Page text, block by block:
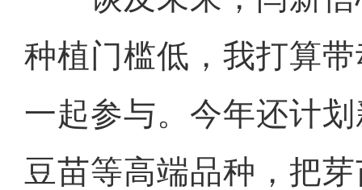
种植门槛低，我打算
一起参与。今年还计
豆苗等高端品种，把